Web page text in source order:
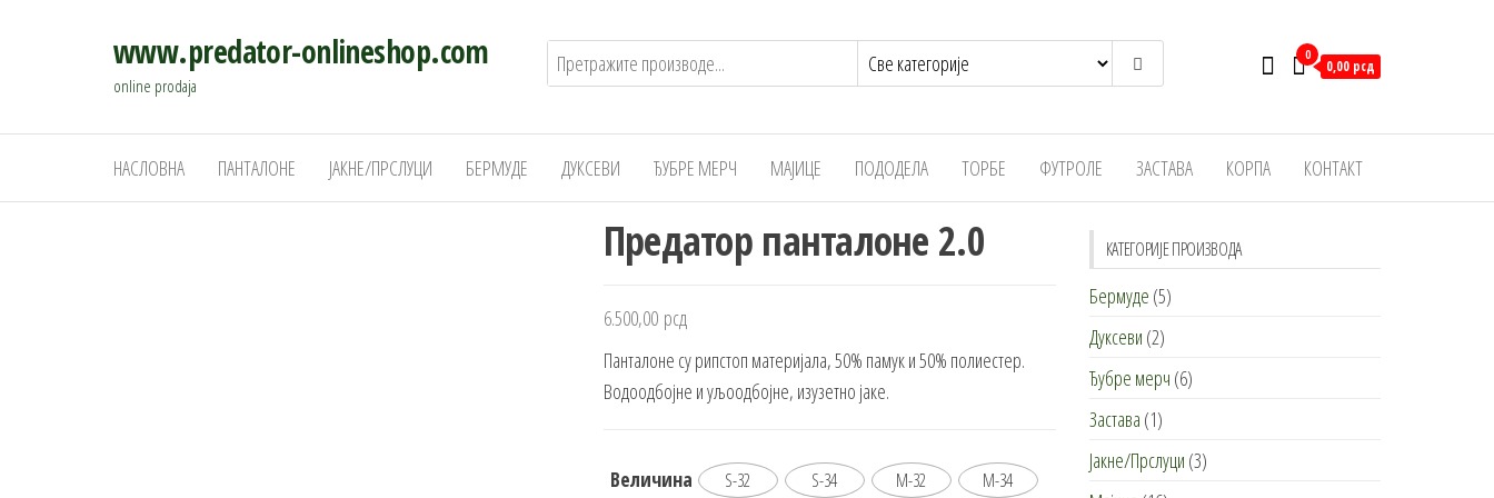
www.predator-onlineshop.com
online prodaja
0
0,00 рсд
НАСЛОВНА ПАНТАЛОНЕ ЈАКНЕ/ПРСЛУЦИ БЕРМУДЕ ДУКСЕВИ ЂУБРЕ МЕРЧ МАЈИЦЕ ПОДОДЕЛА ТОРБЕ ФУТРОЛЕ ЗАСТАВА КОРПА КОНТАКТ
Предатор панталоне 2.0
6.500,00 рсд
Панталоне су рипстоп материјала, 50% памук и 50% полиестер.
Водоодбојне и уљоодбојне, изузетно јаке.
Величина S-32 S-34 M-32
M-34
КАТЕГОРИЈЕ ПРОИЗВОДА
Бермуде (5)
Дуксеви (2)
Ђубре мерч (6)
Застава (1)
Јакне/Прслуци (3)